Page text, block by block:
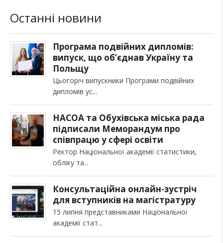
Останні новини
Програма подвійних дипломів:
випуск, що об’єднав Україну та
Польщу
Цьогоріч випускники Програми подвійних
дипломів ус
НАСОА та Обухівська міська рада
підписали Меморандум про
співпрацю у сфері освіти
Ректор Національної академії статистики,
обліку та
Консультаційна онлайн-зустріч
для вступників на магістратуру
15 липня представниками Національної
академії стат